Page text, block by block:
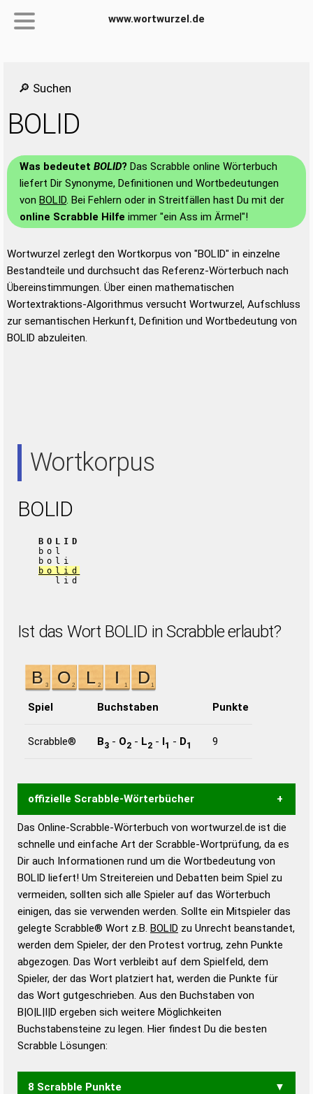
www.wortwurzel.de
🔎 Suchen
BOLID
Was bedeutet BOLID? Das Scrabble online Wörterbuch
liefert Dir Synonyme, Definitionen und Wortbedeutungen
von BOLID. Bei Fehlern oder in Streitfällen hast Du mit der
online Scrabble Hilfe immer "ein Ass im Ärmel"!
Wortwurzel zerlegt den Wortkorpus von "BOLID" in einzelne
Bestandteile und durchsucht das Referenz-Wörterbuch nach
Übereinstimmungen. Über einen mathematischen
Wortextraktions-Algorithmus versucht Wortwurzel, Aufschluss
zur semantischen Herkunft, Definition und Wortbedeutung von
BOLID abzuleiten.
Wortkorpus
BOLID
BOLID
bol
boli
bolid
lid
Ist das Wort BOLID in Scrabble erlaubt?
Spiel Buchstaben Punkte
Scrabble® B3 - O2 - L2 - I1 - D1 9
offizielle Scrabble-Wörterbücher
Wortwurzel liefert mit Hilfe eines semantischen
Wortanalyse-Algorithmus gute Anhaltspunkte zu
Wortbedeutung, Worttrennung und Wortform, um die
Gültigkeit eines Wortes für das Scrabble-Spiel zu
bestimmen!
zugelassene Turnier Scrabble-
Wörterbücher sind:
Duden – Standardwerk in 12 Bänden
Duden – Richtiges und gutes
Deutsch
Duden – Die deutsche Grammatik
Duden – Deutsches
Das Online-Scrabble-Wörterbuch von wortwurzel.de ist die
schnelle und einfache Art der Scrabble-Wortprüfung, da es
Dir auch Informationen rund um die Wortbedeutung von
BOLID liefert! Um Streitereien und Debatten beim Spiel zu
vermeiden, sollten sich alle Spieler auf das Wörterbuch
einigen, das sie verwenden werden. Sollte ein Mitspieler das
gelegte Scrabble® Wort z.B. BOLID zu Unrecht beanstandet,
werden dem Spieler, der den Protest vortrug, zehn Punkte
abgezogen. Das Wort verbleibt auf dem Spielfeld, dem
Spieler, der das Wort platziert hat, werden die Punkte für
das Wort gutgeschrieben. Aus den Buchstaben von
B|O|L|I|D ergeben sich weitere Möglichkeiten
Buchstabensteine zu legen. Hier findest Du die besten
Scrabble Lösungen:
8 Scrabble Punkte